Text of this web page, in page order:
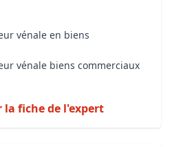
vénale en biens
vénale biens commerciaux
la fiche de l'expert